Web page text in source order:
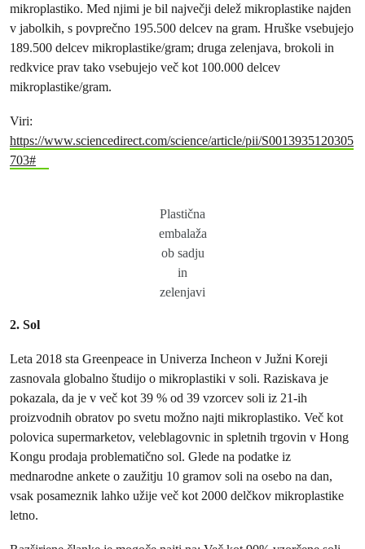
mikroplastiko. Med njimi je bil največji delež mikroplastike najden
v jabolkih, s povprečno 195.500 delcev na gram. Hruške vsebujejo
189.500 delcev mikroplastike/gram; druga zelenjava, brokoli in
redkvice prav tako vsebujejo več kot 100.000 delcev
mikroplastike/gram.
Viri:
https://www.sciencedirect.com/science/article/pii/S0013935120305
703#
Plastična
embalaža
ob sadju
in
zelenjavi
2. Sol
Leta 2018 sta Greenpeace in Univerza Incheon v Južni Koreji
zasnovala globalno študijo o mikroplastiki v soli. Raziskava je
pokazala, da je v več kot 39 % od 39 vzorcev soli iz 21-ih
proizvodnih obratov po svetu možno najti mikroplastiko. Več kot
polovica supermarketov, veleblagovnic in spletnih trgovin v Hong
Kongu prodaja problematično sol. Glede na podatke iz
mednarodne ankete o zaužitju 10 gramov soli na osebo na dan,
vsak posameznik lahko užije več kot 2000 delčkov mikroplastike
letno.